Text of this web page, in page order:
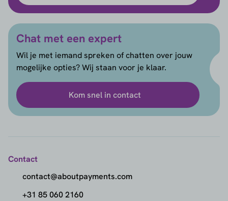
Chat met een expert
Wil je met iemand spreken of chatten over jouw
mogelijke opties? Wij staan voor je klaar.
Kom snel in contact
Contact
contact@aboutpayments.com
+31 85 060 2160